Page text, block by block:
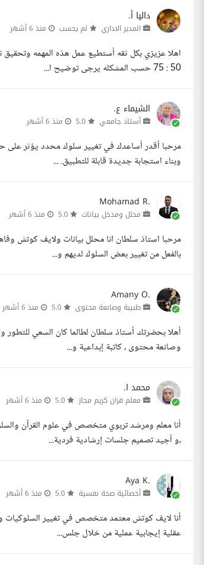
داليا أ.
المدير الاداري لم يحسب منذ 6 أشهر
50 : 75 حسب المشكله يرجى توضيح ا...
الشيماء ع.
أستاذ جامعي منذ 6 أشهر
مرحبا أقدر أساعدك في تغيير سلوك محدد يؤثر على
وبناء استجابة جديدة قابلة للتطبيق. ...
Mohamad R.
محلل ومدخل بيانات منذ 6 أشهر
مرحبا استاذ سلطان انا محلل بيانات ولايف كوتش
بالفعل من تغيير بعض السلوك لديهم و...
Amany O.
طبيبة وصانعة محتوى منذ 6 أشهر
أهلا بحضرتك أستاذ سلطان لطالما كان السعي
وصانعة محتوى ، كاتبة إبداعية و...
محمد ا.
معلم قران كريم مجاز منذ 6 أشهر
،و أجيد تصميم جلسات إرشادية فردية...
Aya K.
أخصائية صحة نفسية منذ 6 أشهر
عقلية إيجابية عملية من خلال جلس...